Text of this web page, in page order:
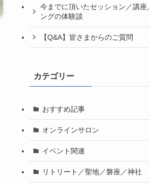
今までに頂いたセッション／講座
ングの体験談
【Q&A】皆さまからのご質問
カテゴリー
おすすめ記事
オンラインサロン
イベント関連
リトリート／聖地／磐座／神社